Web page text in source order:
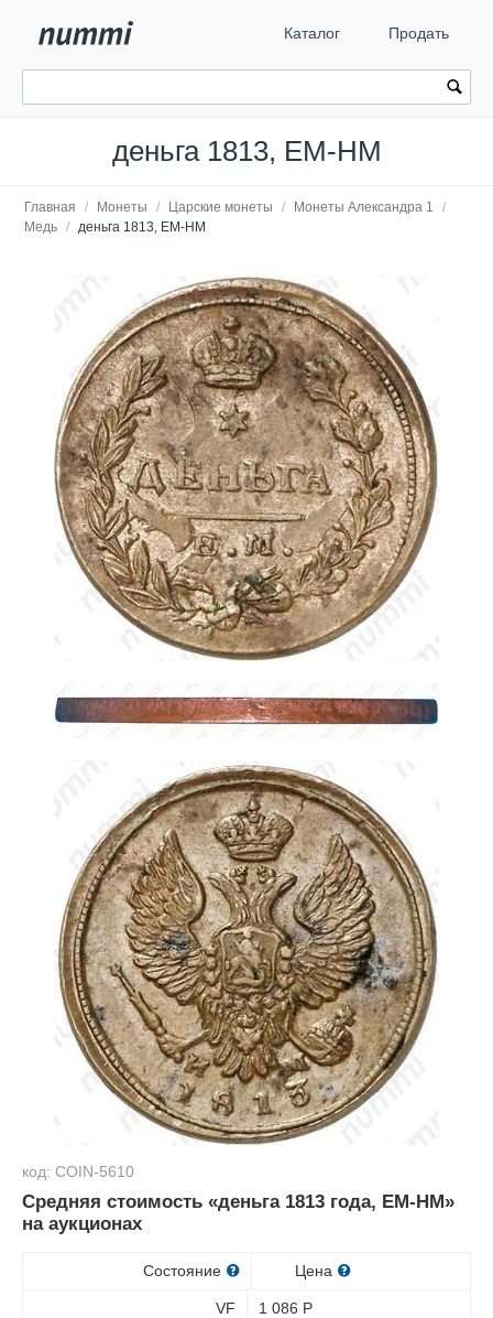
Каталог Продать
деньга 1813, ЕМ-НМ
Главная / Монеты / Царские монеты / Монеты Александра 1
/
Медь / деньга 1813, ЕМ-НМ
код: COIN-5610
Средняя стоимость «деньга 1813 года, ЕМ-НМ»
на аукционах
Состояние Цена
VF 1 086 Р